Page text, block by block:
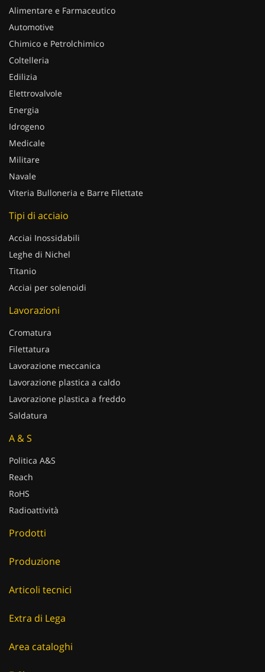
Alimentare e Farmaceutico
Automotive
Chimico e Petrolchimico
Coltelleria
Edilizia
Elettrovalvole
Energia
Idrogeno
Medicale
Militare
Navale
Viteria Bulloneria e Barre Filettate
Tipi di acciaio
Acciai Inossidabili
Leghe di Nichel
Titanio
Acciai per solenoidi
Lavorazioni
Cromatura
Filettatura
Lavorazione meccanica
Lavorazione plastica a caldo
Lavorazione plastica a freddo
Saldatura
A & S
Politica A&S
Reach
RoHS
Radioattività
Prodotti
Produzione
Articoli tecnici
Extra di Lega
Area cataloghi